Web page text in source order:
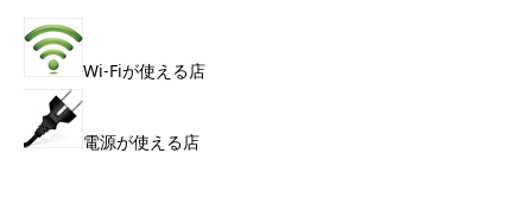
Wi-Fiが使える店
電源が使える店